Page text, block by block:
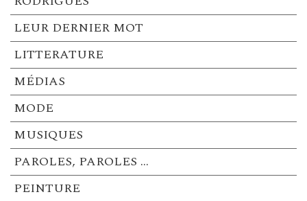
LEUR DERNIER MOT
LITTERATURE
MÉDIAS
MODE
MUSIQUES
PAROLES, PAROLES …
PEINTURE